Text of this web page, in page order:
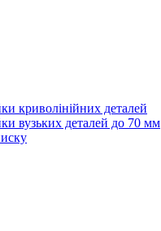
криволінійних деталей
вузьких деталей до 70 мм